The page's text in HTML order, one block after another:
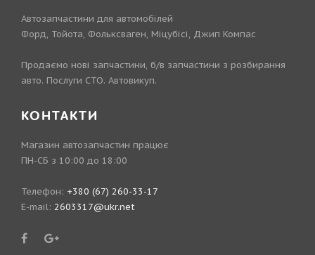
Автозапчастини для автомобілей
Форд, Тойота, Фольксваген, Міцубісі, Джип Компас
Продаємо нові запчастини, б/в запчастини з розбирання
авто. Послуги СТО. Автовикуп.
КОНТАКТИ
Магазин автозапчастин працює
ПН-СБ з 10:00 до 18:00
Телефон: +380 (67) 260-33-17
E-mail: 2603317@ukr.net